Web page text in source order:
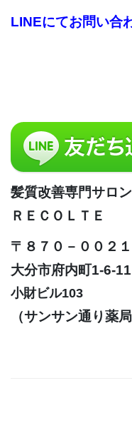
LINEにてお問い合
髪質改善専門サロン
ＲＥＣＯＬＴＥ
〒８７０－００２１
大分市府内町1-6-11
小財ビル103
（サンサン通り薬局